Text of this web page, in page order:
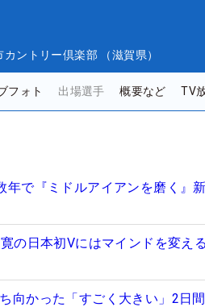
ントリー倶楽部 （滋賀県）
フォト 出場選手 概要など TV
で『ミドルアイアンを磨く』
の日本初Vにはマインドを変え
向かった「すごく大きい」2日間